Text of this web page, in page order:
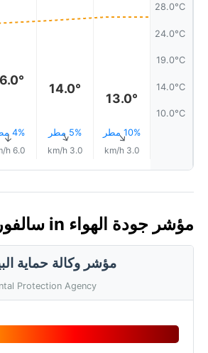
28.0°C
24.0°C
19.0°C
14.0°C
10.0°C
13.0°
10% مطر↑
3.0 km/h
14.0°
5% مطر↑
3.0 km/h
4% مطر↑
6.0 km/h
مؤشر جودة الهواء in سالفورد, المملكة المتحدة 🇬🇧 (AQI)
مؤشر وكالة حماية
Protection Agency